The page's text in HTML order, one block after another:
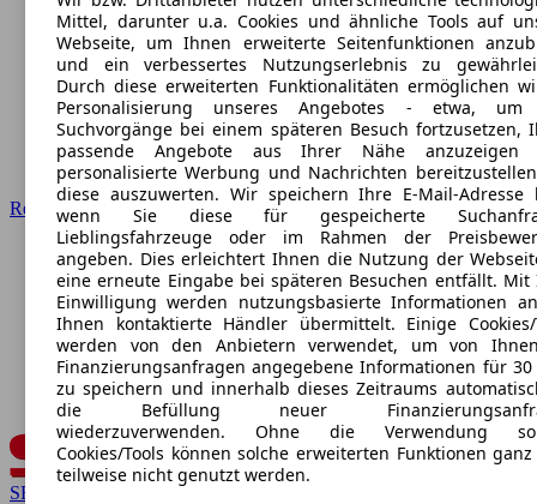
Renault
SEAT
Mittel, darunter u.a. Cookies und ähnliche Tools auf
Webseite, um Ihnen erweiterte Seitenfunktionen
und ein verbessertes Nutzungserlebnis zu
Durch diese erweiterten Funktionalitäten ermöglichen
Personalisierung unseres Angebotes - etwa, um
Suchvorgänge bei einem späteren Besuch fortzusetzen,
passende Angebote aus Ihrer Nähe anzuzeigen
personalisierte Werbung und Nachrichten
diese auszuwerten. Wir speichern Ihre E-Mail-Adresse
wenn Sie diese für gespeicherte
Lieblingsfahrzeuge oder im Rahmen der
angeben. Dies erleichtert Ihnen die Nutzung der
eine erneute Eingabe bei späteren Besuchen entfällt. Mit
Einwilligung werden nutzungsbasierte Informationen
Ihnen kontaktierte Händler übermittelt. Einige Cookies/
werden von den Anbietern verwendet, um von
Finanzierungsanfragen angegebene Informationen für 30
zu speichern und innerhalb dieses Zeitraums
die Befüllung neuer
wiederzuverwenden. Ohne die Verwendung
Cookies/Tools können solche erweiterten Funktionen
teilweise nicht genutzt werden.